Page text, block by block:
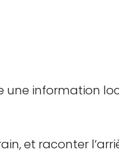
une information
et raconter